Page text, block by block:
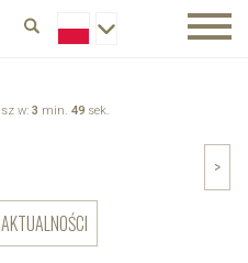
w: 3 min. 49 sek.
>